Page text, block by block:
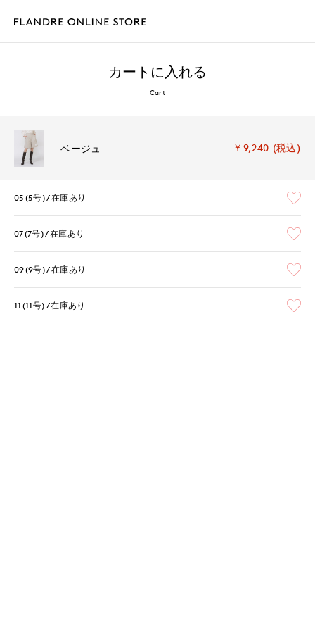
カートに入れる
Cart
ベージュ ￥9,240 (税込)
05(5号) 在庫あり
07(7号) 在庫あり
09(9号) 在庫あり
11(11号) 在庫あり